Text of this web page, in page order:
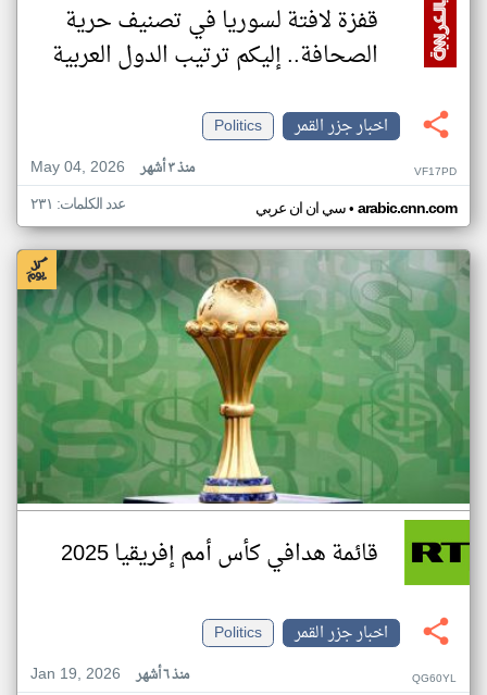
قفزة لافتة لسوريا في تصنيف حرية
الصحافة.. إليكم ترتيب الدول العربية
اخبار جزر القمر
Politics
May 04, 2026
منذ ٣ أشهر VF17PD
سي ان ان عربي• arabic.cnn.com عدد الكلمات: ٢٣١
قائمة هدافي كأس أمم إفريقيا 2025
اخبار جزر القمر
Politics
Jan 19, 2026
منذ ٦ أشهر QG60YL